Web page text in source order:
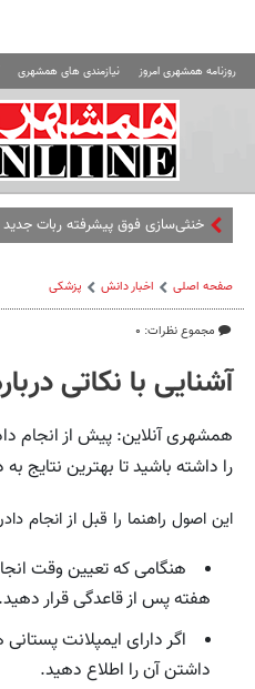
روزنامه همشهری امروز نیازمندی های همشهری
خنثی‌سازی فوق پیشرفته ربات
صفحه اصلی اخبار دانش پزشکی
مجموع نظرات: ۰
آشنایی با نکاتی
همشهری آنلاین: پیش از انجام
را داشته باشید تا بهترین نتایج
این اصول راهنما را قبل از انجام
هنگامی که تعیین وقت
هفته پس از قاعدگی قرار دهید.
اگر دارای ایمپلانت
داشتن آن را اطلاع دهید.